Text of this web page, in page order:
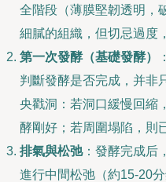
全階段（薄膜堅韌透明，
細膩的組織，但切忌過度
第一次發酵（基礎發酵）
判斷發酵是否完成，并非
央戳洞：若洞口緩慢回縮
酵剛好；若周圍塌陷，則
排氣與松弛：發酵完成后
進行中間松弛（約15-20